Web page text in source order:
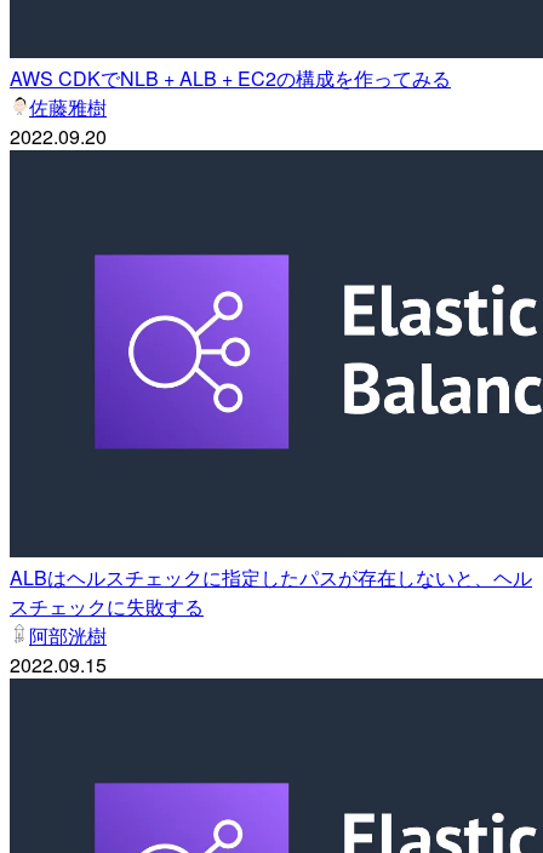
AWS CDKでNLB + ALB + EC2の構成を作ってみる
佐藤雅樹
2022.09.20
ALBはヘルスチェックに指定したパスが存在しないと、ヘル
スチェックに失敗する
阿部洸樹
2022.09.15